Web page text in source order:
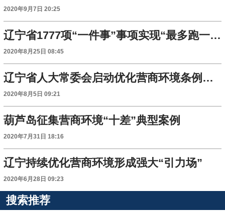
2020年9月7日 20:25
辽宁省1777项“一件事”事项实现“最多跑一次”
2020年8月25日 08:45
辽宁省人大常委会启动优化营商环境条例执法检查
2020年8月5日 09:21
葫芦岛征集营商环境“十差”典型案例
2020年7月31日 18:16
辽宁持续优化营商环境形成强大“引力场”
2020年6月28日 09:23
搜索推荐